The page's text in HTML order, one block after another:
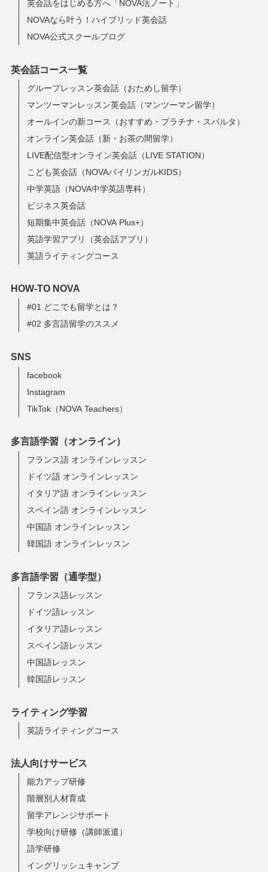
英会話をはじめる方へ「NOVA活ノート」
NOVAなら叶う！ハイブリッド英会話
NOVA公式スクールブログ
英会話コース一覧
グループレッスン英会話（おためし留学）
マンツーマンレッスン英会話（マンツーマン留学）
オールインの新コース（おすすめ・プラチナ・スパルタ）
オンライン英会話（新・お茶の間留学）
LIVE配信型オンライン英会話（LIVE STATION）
こども英会話（NOVAバイリンガルKIDS）
中学英語（NOVA中学英語専科）
ビジネス英会話
短期集中英会話（NOVA Plus+）
英語学習アプリ（英会話アプリ）
英語ライティングコース
HOW-TO NOVA
#01 どこでも留学とは？
#02 多言語留学のススメ
SNS
facebook
Instagram
TikTok（NOVA Teachers）
多言語学習（オンライン）
フランス語 オンラインレッスン
ドイツ語 オンラインレッスン
イタリア語 オンラインレッスン
スペイン語 オンラインレッスン
中国語 オンラインレッスン
韓国語 オンラインレッスン
多言語学習（通学型）
フランス語レッスン
ドイツ語レッスン
イタリア語レッスン
スペイン語レッスン
中国語レッスン
韓国語レッスン
ライティング学習
英語ライティングコース
法人向けサービス
能力アップ研修
階層別人材育成
留学アレンジサポート
学校向け研修（講師派遣）
語学研修
イングリッシュキャンプ